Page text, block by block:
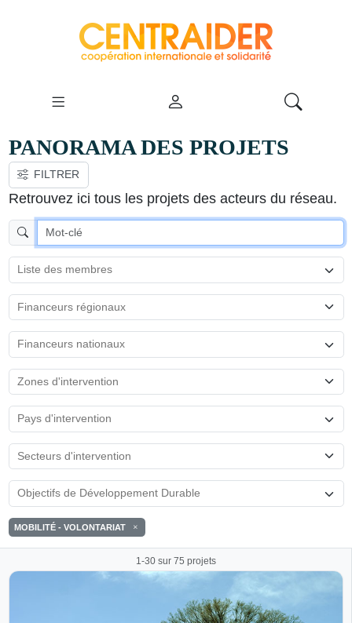
PANORAMA DES PROJETS
FILTRER
Retrouvez ici tous les projets des acteurs du réseau.
MOBILITÉ - VOLONTARIAT
1-30 sur 75 projets